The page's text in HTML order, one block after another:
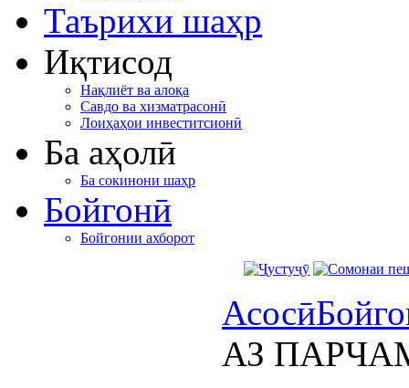
Таърихи шаҳр
Иқтисод
Нақлиёт ва алоқа
Савдо ва хизматрасонӣ
Лоиҳаҳои инвеститсионӣ
Ба аҳолӣ
Ба сокинони шаҳр
Бойгонӣ
Бойгонии ахборот
Асосӣ
АЗ